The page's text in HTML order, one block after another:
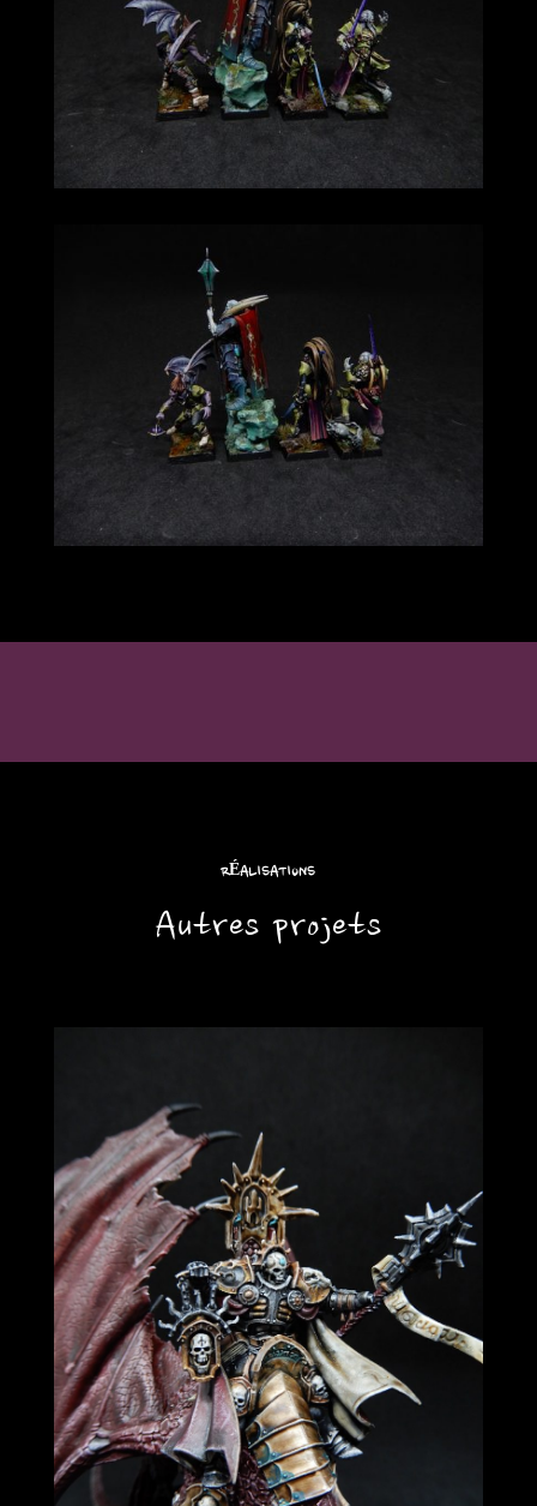
RÉALISATIONS
Autres projets